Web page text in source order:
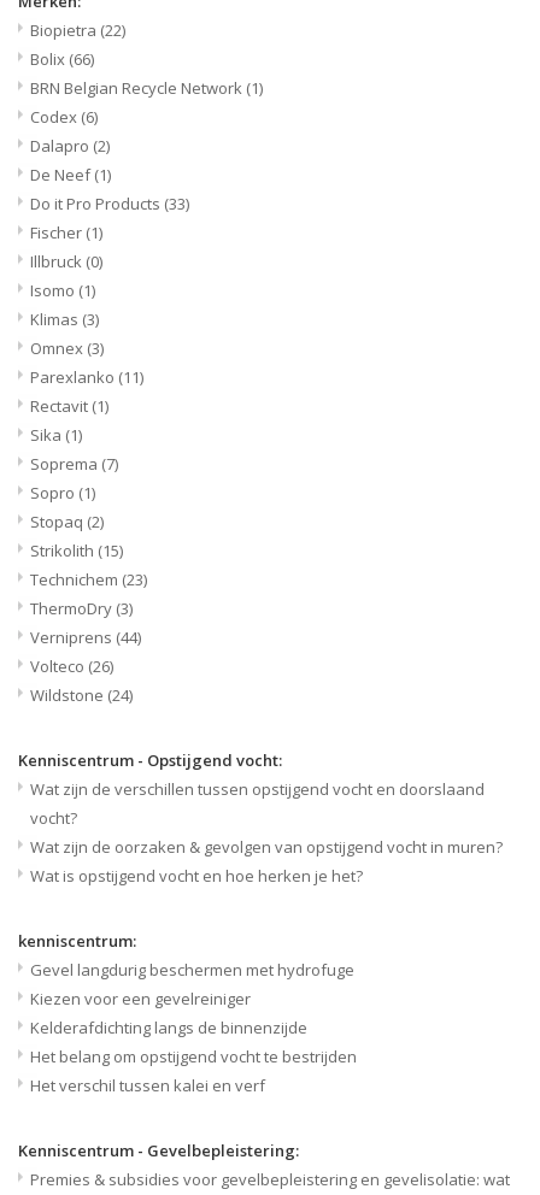
Biopietra (22)
Bolix (66)
BRN Belgian Recycle Network (1)
Codex (6)
Dalapro (2)
De Neef(1)
Do it Pro Products (33)
Fischer (1)
Illbruck (0)
Isomo (1)
Klimas (3)
Omnex (3)
Parexlanko (11)
Rectavit (1)
Sika (1)
Soprema (7)
Sopro (1)
Stopaq (2)
Strikolith (15)
Technichem (23)
ThermoDry (3)
Verniprens (44)
Volteco (26)
Wildstone (24)
Kenniscentrum - Opstijgend vocht:
Wat zijn de verschillen tussen opstijgend vocht en doorslaand
vocht?
Wat zijn de oorzaken & gevolgen van opstijgend vocht in muren?
Wat is opstijgend vocht en hoe herken je het?
kenniscentrum:
Gevel langdurig beschermen met hydrofuge
Kiezen voor een gevelreiniger
Kelderafdichting langs de binnenzijde
Het belang om opstijgend vocht te bestrijden
Het verschil tussen kalei en verf
Kenniscentrum - Gevelbepleistering:
Premies & subsidies voor gevelbepleistering en gevelisolatie: wat